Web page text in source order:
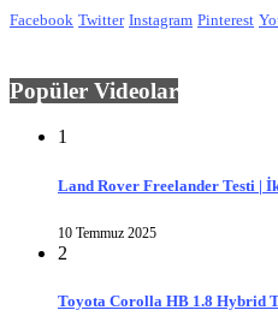
Facebook Twitter Instagram Pinterest
Popüler Videolar
1
Land Rover Freelander Testi |
10 Temmuz 2025
2
Toyota Corolla HB 1.8 Hybrid